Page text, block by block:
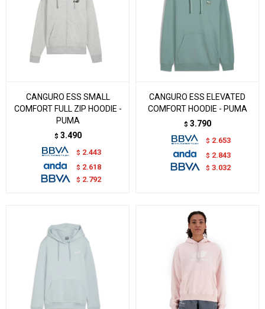
CANGURO ESS SMALL
COMFORT FULL ZIP HOODIE -
PUMA
$ 3.490
$ 2.443
$ 2.618
$ 2.792
CANGURO ESS ELEVATED
COMFORT HOODIE - PUMA
$ 3.790
$ 2.653
$ 2.843
$ 3.032